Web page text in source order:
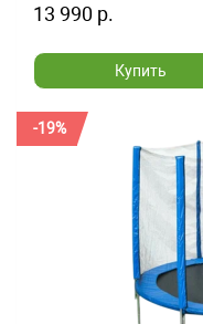
13 990 р.
Купить
-19%